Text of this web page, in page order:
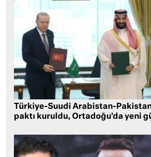
Türkiye-Suudi Arabistan-
paktı kuruldu, Ortadoğu’da yeni